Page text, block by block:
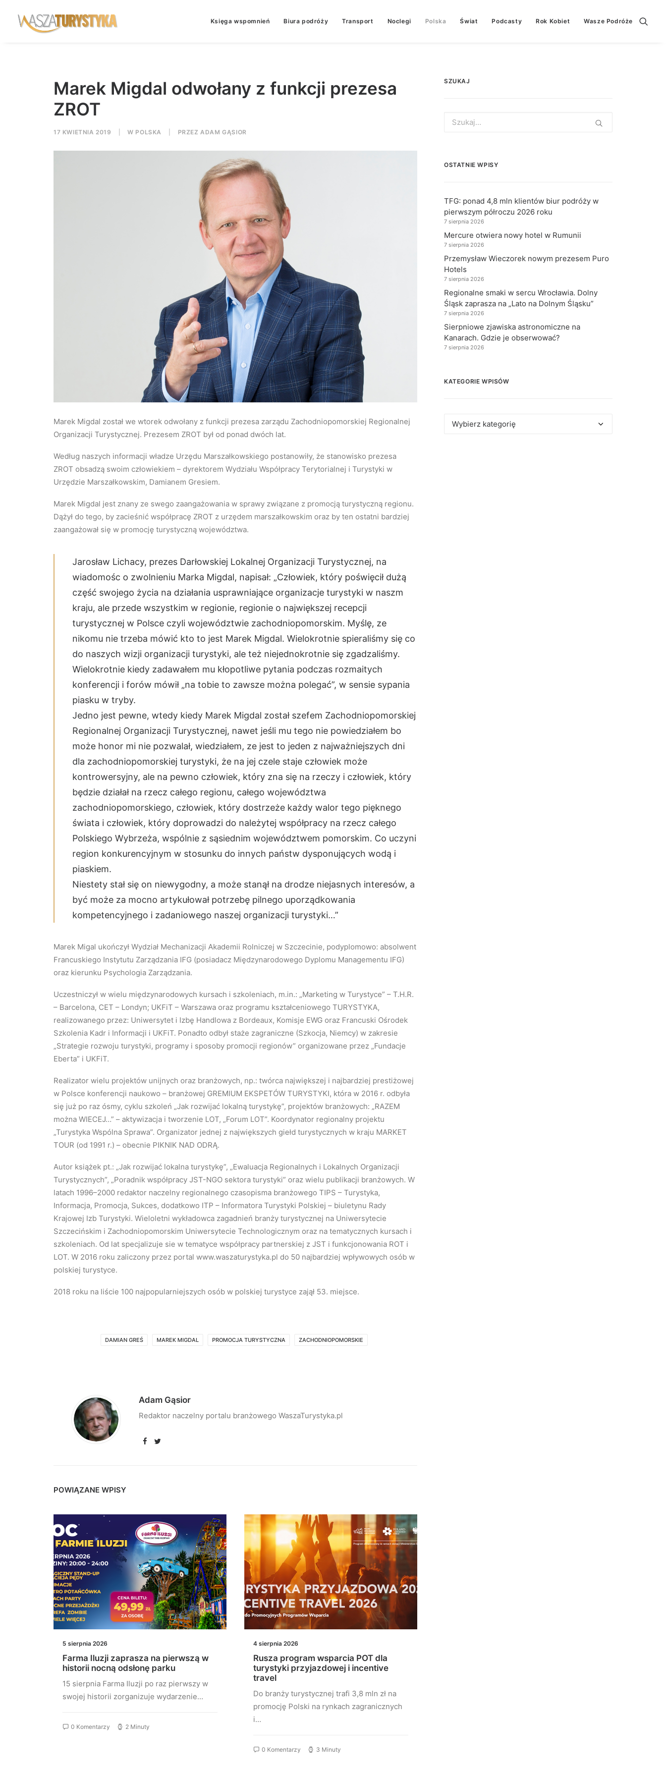
Księga wspomnień Biura podróży Transport Noclegi Polska Świat Podcasty Rok Kobiet Wasze Podróże
Marek Migdal odwołany z funkcji prezesa
ZROT
17 KWIETNIA 2019 W POLSKA PRZEZADAM GĄSIOR
Marek Migdal został we wtorek odwołany z funkcji prezesa zarządu Zachodniopomorskiej Regionalnej
Organizacji Turystycznej. Prezesem ZROT był od ponad dwóch lat.
Według naszych informacji władze Urzędu Marszałkowskiego postanowiły, że stanowisko prezesa
ZROT obsadzą swoim człowiekiem – dyrektorem Wydziału Współpracy Terytorialnej i Turystyki w
Urzędzie Marszałkowskim, Damianem Gresiem.
Marek Migdal jest znany ze swego zaangażowania w sprawy związane z promocją turystyczną regionu.
Dążył do tego, by zacieśnić współpracę ZROT z urzędem marszałkowskim oraz by ten ostatni bardziej
zaangażował się w promocję turystyczną województwa.
Jarosław Lichacy, prezes Darłowskiej Lokalnej Organizacji Turystycznej, na
wiadomośc o zwolnieniu Marka Migdal, napisał: „Człowiek, który poświęcił dużą
część swojego życia na działania usprawniające organizacje turystyki w naszm
kraju, ale przede wszystkim w regionie, regionie o największej recepcji
turystycznej w Polsce czyli województwie zachodniopomorskim. Myślę, ze
nikomu nie trzeba mówić kto to jest Marek Migdal. Wielokrotnie spieraliśmy się co
do naszych wizji organizacji turystyki, ale też niejednokrotnie się zgadzaliśmy.
Wielokrotnie kiedy zadawałem mu kłopotliwe pytania podczas rozmaitych
konferencji i forów mówił „na tobie to zawsze można polegać”, w sensie sypania
piasku w tryby.
Jedno jest pewne, wtedy kiedy Marek Migdal został szefem Zachodniopomorskiej
Regionalnej Organizacji Turystycznej, nawet jeśli mu tego nie powiedziałem bo
może honor mi nie pozwalał, wiedziałem, ze jest to jeden z najważniejszych dni
dla zachodniopomorskiej turystyki, że na jej czele staje człowiek może
kontrowersyjny, ale na pewno człowiek, który zna się na rzeczy i człowiek, który
będzie działał na rzecz całego regionu, całego województwa
zachodniopomorskiego, człowiek, który dostrzeże każdy walor tego pięknego
świata i człowiek, który doprowadzi do należytej współpracy na rzecz całego
Polskiego Wybrzeża, wspólnie z sąsiednim województwem pomorskim. Co uczyni
region konkurencyjnym w stosunku do innych państw dysponujących wodą i
piaskiem.
Niestety stał się on niewygodny, a może stanął na drodze niejasnych interesów, a
być może za mocno artykułował potrzebę pilnego uporządkowania
kompetencyjnego i zadaniowego naszej organizacji turystyki…”
Marek Migal ukończył Wydział Mechanizacji Akademii Rolniczej w Szczecinie, podyplomowo: absolwent
Francuskiego Instytutu Zarządzania IFG (posiadacz Międzynarodowego Dyplomu Managementu IFG)
oraz kierunku Psychologia Zarządzania.
Uczestniczył w wielu międzynarodowych kursach i szkoleniach, m.in.: „Marketing w Turystyce” – T.H.R.
– Barcelona, CET – Londyn; UKFiT – Warszawa oraz programu kształceniowego TURYSTYKA,
realizowanego przez: Uniwersytet i Izbę Handlowa z Bordeaux, Komisje EWG oraz Francuski Ośrodek
Szkolenia Kadr i Informacji i UKFiT. Ponadto odbył staże zagraniczne (Szkocja, Niemcy) w zakresie
„Strategie rozwoju turystyki, programy i sposoby promocji regionów” organizowane przez „Fundacje
Eberta” i UKFiT.
Realizator wielu projektów unijnych oraz branżowych, np.: twórca największej i najbardziej prestiżowej
w Polsce konferencji naukowo – branżowej GREMIUM EKSPETÓW TURYSTYKI, która w 2016 r. odbyła
się już po raz ósmy, cyklu szkoleń „Jak rozwijać lokalną turystykę”, projektów branżowych: „RAZEM
można WIECEJ…” – aktywizacja i tworzenie LOT, „Forum LOT”. Koordynator regionalny projektu
„Turystyka Wspólna Sprawa”. Organizator jednej z największych giełd turystycznych w kraju MARKET
TOUR (od 1991 r.) – obecnie PIKNIK NAD ODRĄ.
Autor książek pt.: „Jak rozwijać lokalna turystykę”, „Ewaluacja Regionalnych i Lokalnych Organizacji
Turystycznych”, „Poradnik współpracy JST-NGO sektora turystyki” oraz wielu publikacji branżowych. W
latach 1996–2000 redaktor naczelny regionalnego czasopisma branżowego TIPS – Turystyka,
Informacja, Promocja, Sukces, dodatkowo ITP – Informatora Turystyki Polskiej – biuletynu Rady
Krajowej Izb Turystyki. Wieloletni wykładowca zagadnień branży turystycznej na Uniwersytecie
Szczecińskim i Zachodniopomorskim Uniwersytecie Technologicznym oraz na tematycznych kursach i
szkoleniach. Od lat specjalizuje sie w tematyce współpracy partnerskiej z JST i funkcjonowania ROT i
LOT. W 2016 roku zaliczony przez portal www.waszaturystyka.pl do 50 najbardziej wpływowych osób w
polskiej turystyce.
2018 roku na liście 100 najpopularniejszych osób w polskiej turystyce zajął 53. miejsce.
DAMIAN GREŚ MAREK MIGDAL PROMOCJA TURYSTYCZNA ZACHODNIOPOMORSKIE
Adam Gąsior
Redaktor naczelny portalu branżowego WaszaTurystyka.pl
POWIĄZANE WPISY
5 sierpnia 2026
Farma Iluzji zaprasza na pierwszą w
historii nocną odsłonę parku
15 sierpnia Farma Iluzji po raz pierwszy w
swojej historii zorganizuje wydarzenie…
0 Komentarzy 2 Minuty
4 sierpnia 2026
Rusza program wsparcia POT dla
turystyki przyjazdowej i incentive
travel
Do branży turystycznej trafi 3,8 mln zł na
promocję Polski na rynkach zagranicznych
i…
0 Komentarzy 3 Minuty
SZUKAJ
for:
OSTATNIE WPISY
TFG: ponad 4,8 mln klientów biur podróży w
pierwszym półroczu 2026 roku
7 sierpnia 2026
Mercure otwiera nowy hotel w Rumunii
7 sierpnia 2026
Przemysław Wieczorek nowym prezesem Puro
Hotels
7 sierpnia 2026
Regionalne smaki w sercu Wrocławia. Dolny
Śląsk zaprasza na „Lato na Dolnym Śląsku”
7 sierpnia 2026
Sierpniowe zjawiska astronomiczne na
Kanarach. Gdzie je obserwować?
7 sierpnia 2026
KATEGORIE WPISÓW
Kategorie